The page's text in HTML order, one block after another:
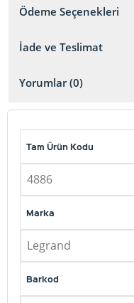
Ödeme Seçenekleri
İade ve Teslimat
Yorumlar (0)
Tam Ürün Kodu
4886
Marka
Legrand
Barkod